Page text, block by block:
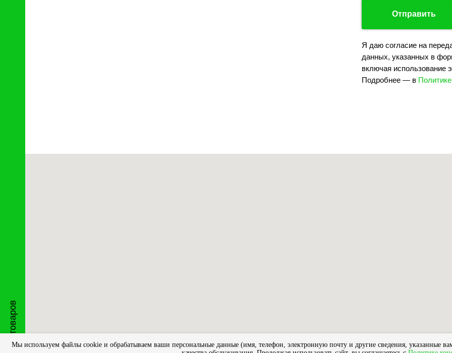
Каталог товаров
Отправить
Я даю согласие на
данных, указанных в
включая использование
Подробнее — в
Мы используем файлы cookie и обрабатываем ваши персональные данные (имя, телефон, электронную почту и другие сведения, указанные